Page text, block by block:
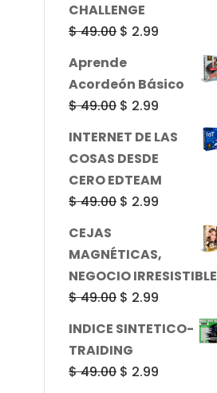
$ 49.00.
CHALLENGE
$49.00 El
original
era:
$ 49.00.
$ 2.99
actual
Aprende
Acordeón Básico
$49.00 El
$ 49.00.
$ 2.99
INTERNET DE LAS
COSAS DESDE
CERO EDTEAM
$49.00 El
$ 49.00.
$ 2.99
es:
CEJAS
MAGNÉTICAS,
NEGOCIO IRRESISTIBLE
$49.00 El
era:
$ 49.00.
$ 2.99
precio
actual
INDICE SINTETICO-
TRAIDING
$49.00 El
$ 2.99